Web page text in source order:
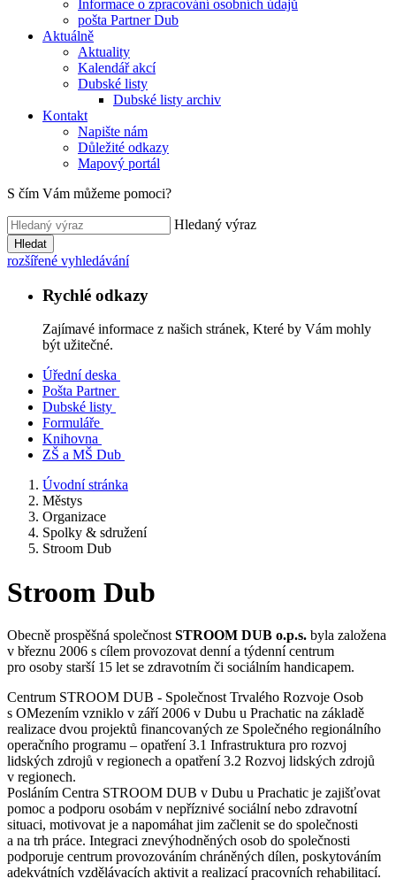
Informace o zpracování osobních údajů
pošta Partner Dub
Aktuálně
Aktuality
Kalendář akcí
Dubské listy
Dubské listy archiv
Kontakt
Napište nám
Důležité odkazy
Mapový portál
S čím Vám můžeme pomoci?
Hledaný výraz
Hledat
rozšířené vyhledávání
Rychlé odkazy
Zajímavé informace z našich stránek, Které by Vám mohly
být užitečné.
Úřední deska
Pošta Partner
Dubské listy
Formuláře
Knihovna
ZŠ a MŠ Dub
Úvodní stránka
Městys
Organizace
Spolky & sdružení
Stroom Dub
Stroom Dub
Obecně prospěšná společnost STROOM DUB o.p.s. byla založena
v březnu 2006 s cílem provozovat denní a týdenní centrum
pro osoby starší 15 let se zdravotním či sociálním handicapem.
Centrum STROOM DUB - Společnost Trvalého Rozvoje Osob
s OMezením vzniklo v září 2006 v Dubu u Prachatic na základě
realizace dvou projektů financovaných ze Společného regionálního
operačního programu – opatření 3.1 Infrastruktura pro rozvoj
lidských zdrojů v regionech a opatření 3.2 Rozvoj lidských zdrojů
v regionech.
Posláním Centra STROOM DUB v Dubu u Prachatic je zajišťovat
pomoc a podporu osobám v nepříznivé sociální nebo zdravotní
situaci, motivovat je a napomáhat jim začlenit se do společnosti
a na trh práce. Integraci znevýhodněných osob do společnosti
podporuje centrum provozováním chráněných dílen, poskytováním
adekvátních vzdělávacích aktivit a realizací pracovních rehabilitací.